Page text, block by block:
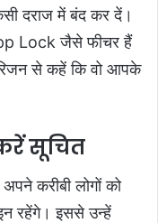
दराज में बंद कर दें।
Lock जैसे फीचर हैं
से कहें कि वो आपके
सूचित
करीबी लोगों को
रहेंगे। इससे उन्हें